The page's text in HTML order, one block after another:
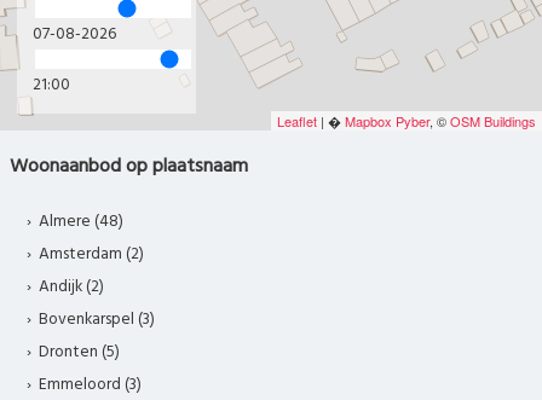
Leaflet | �Mapbox Pyber, ©OSM Buildings
07-08-2026
22:00
Woonaanbod op plaatsnaam
Almere (48)
Amsterdam (2)
Andijk (2)
Bovenkarspel (3)
Dronten (5)
Emmeloord (3)